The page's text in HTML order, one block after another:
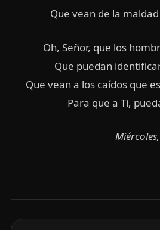
Que vean de la
Oh, Señor, que los
Que puedan
Que vean a los caídos que
Para que a Ti,